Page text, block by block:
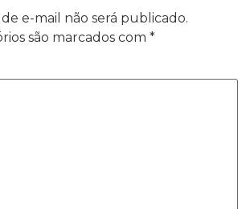
e-mail não será publicado.
são marcados com *